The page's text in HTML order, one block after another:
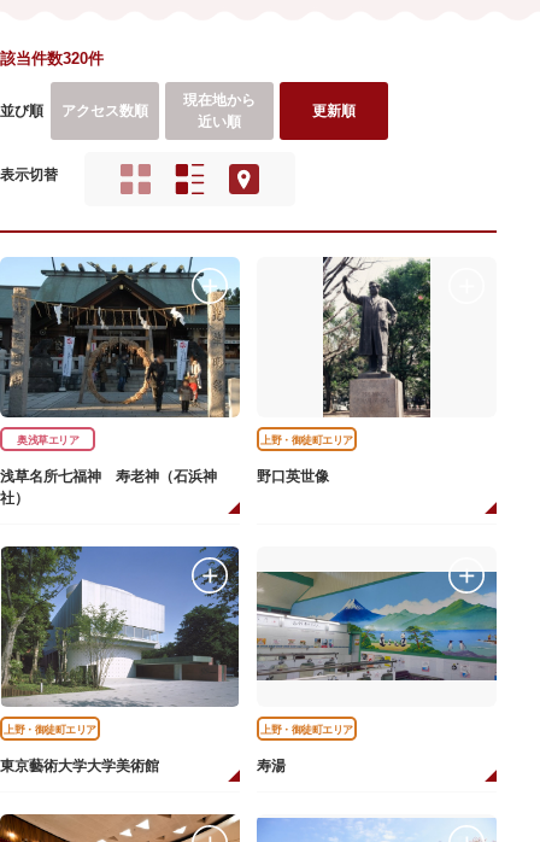
該当件数320件
並び順 アクセス数順
現在地から
近い順
更新順
表示切替
奥浅草エリア
浅草名所七福神 寿老神（石浜神
社）
上野・御徒町エリア
野口英世像
上野・御徒町エリア
東京藝術大学大学美術館
上野・御徒町エリア
寿湯